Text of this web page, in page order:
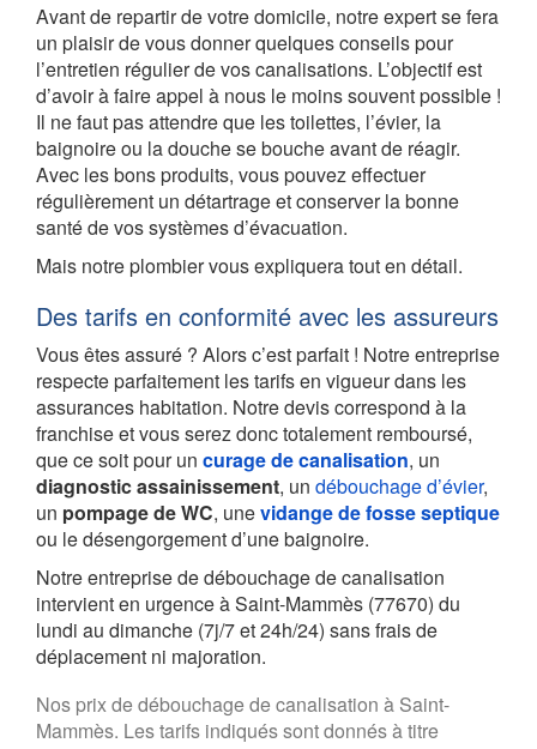
Avant de repartir de votre domicile, notre expert se fera
un plaisir de vous donner quelques conseils pour
l’entretien régulier de vos canalisations. L’objectif est
d’avoir à faire appel à nous le moins souvent possible !
Il ne faut pas attendre que les toilettes, l’évier, la
baignoire ou la douche se bouche avant de réagir.
Avec les bons produits, vous pouvez effectuer
régulièrement un détartrage et conserver la bonne
santé de vos systèmes d’évacuation.
Mais notre plombier vous expliquera tout en détail.
Des tarifs en conformité avec les assureurs
Vous êtes assuré ? Alors c’est parfait ! Notre entreprise
respecte parfaitement les tarifs en vigueur dans les
assurances habitation. Notre devis correspond à la
franchise et vous serez donc totalement remboursé,
que ce soit pour un curage de canalisation, un
diagnostic assainissement, un débouchage d’évier,
un pompage de WC, unevidange de fosse septique
ou le désengorgement d’une baignoire.
Notre entreprise de débouchage de canalisation
intervient en urgence à Saint-Mammès (77670) du
lundi au dimanche (7j/7 et 24h/24) sans frais de
déplacement ni majoration.
Nos prix de débouchage de canalisation à Saint-
Mammès. Les tarifs indiqués sont donnés à titre